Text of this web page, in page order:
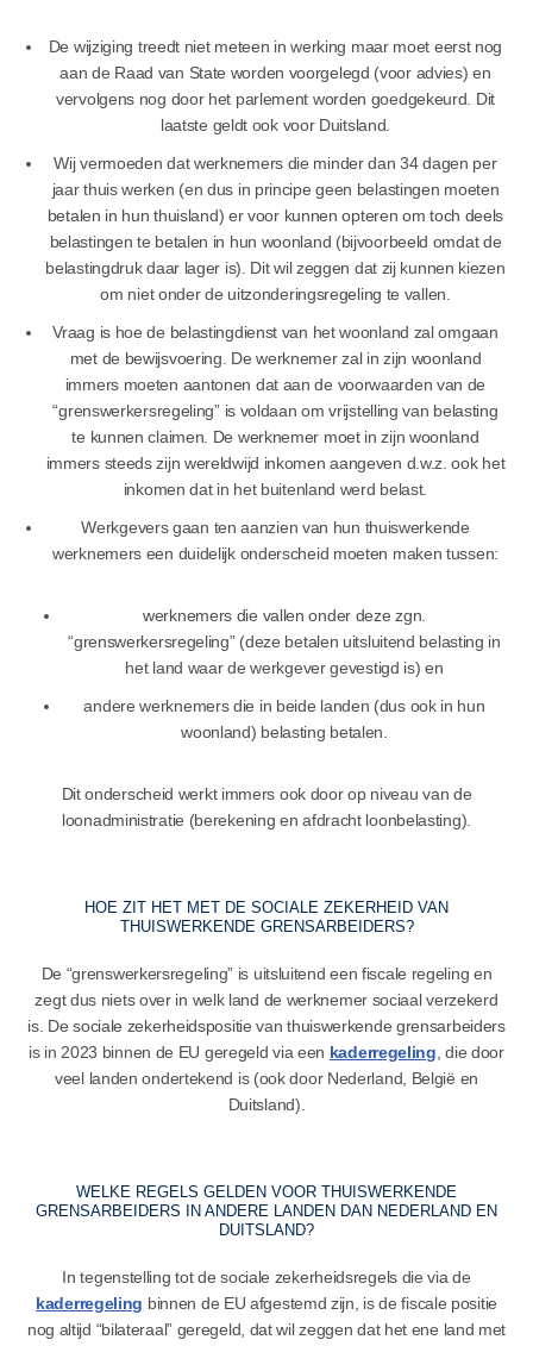
De wijziging treedt niet meteen in werking maar moet eerst nog
aan de Raad van State worden voorgelegd (voor advies) en
vervolgens nog door het parlement worden goedgekeurd. Dit
laatste geldt ook voor Duitsland.
Wij vermoeden dat werknemers die minder dan 34 dagen per
jaar thuis werken (en dus in principe geen belastingen moeten
betalen in hun thuisland) er voor kunnen opteren om toch deels
belastingen te betalen in hun woonland (bijvoorbeeld omdat de
belastingdruk daar lager is). Dit wil zeggen dat zij kunnen kiezen
om niet onder de uitzonderingsregeling te vallen.
Vraag is hoe de belastingdienst van het woonland zal omgaan
met de bewijsvoering. De werknemer zal in zijn woonland
immers moeten aantonen dat aan de voorwaarden van de
“grenswerkersregeling” is voldaan om vrijstelling van belasting
te kunnen claimen. De werknemer moet in zijn woonland
immers steeds zijn wereldwijd inkomen aangeven d.w.z. ook het
inkomen dat in het buitenland werd belast.
Werkgevers gaan ten aanzien van hun thuiswerkende
werknemers een duidelijk onderscheid moeten maken tussen:
werknemers die vallen onder deze zgn.
“grenswerkersregeling” (deze betalen uitsluitend belasting in
het land waar de werkgever gevestigd is) en
andere werknemers die in beide landen (dus ook in hun
woonland) belasting betalen.
Dit onderscheid werkt immers ook door op niveau van de
loonadministratie (berekening en afdracht loonbelasting).
HOE ZIT HET MET DE SOCIALE ZEKERHEID VAN
THUISWERKENDE GRENSARBEIDERS?
De “grenswerkersregeling” is uitsluitend een fiscale regeling en
zegt dus niets over in welk land de werknemer sociaal verzekerd
is. De sociale zekerheidspositie van thuiswerkende grensarbeiders
is in 2023 binnen de EU geregeld via een kaderregeling , die door
veel landen ondertekend is (ook door Nederland, België en
Duitsland).
WELKE REGELS GELDEN VOOR THUISWERKENDE
GRENSARBEIDERS IN ANDERE LANDEN DAN NEDERLAND EN
DUITSLAND?
In tegenstelling tot de sociale zekerheidsregels die via de
kaderregeling binnen de EU afgestemd zijn, is de fiscale positie
nog altijd “bilateraal” geregeld, dat wil zeggen dat het ene land met